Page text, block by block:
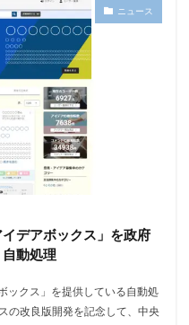
ニュース
デアボックス」を政府
動処理
ックス」を提供している自動処
の改良版開発を記念して、中央